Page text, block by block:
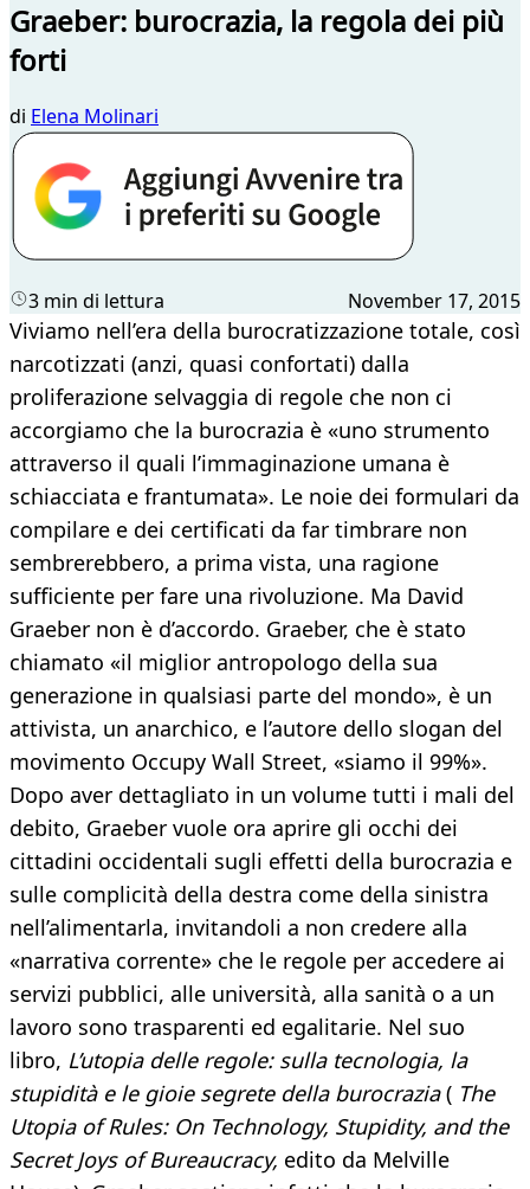
Graeber: burocrazia, la regola dei più
forti
di Elena Molinari
3 min di lettura November 17, 2015
Viviamo nell’era della burocratizzazione totale, così
narcotizzati (anzi, quasi confortati) dalla
proliferazione selvaggia di regole che non ci
accorgiamo che la burocrazia è «uno strumento
attraverso il quali l’immaginazione umana è
schiacciata e frantumata». Le noie dei formulari da
compilare e dei certificati da far timbrare non
sembrerebbero, a prima vista, una ragione
sufficiente per fare una rivoluzione. Ma David
Graeber non è d’accordo. Graeber, che è stato
chiamato «il miglior antropologo della sua
generazione in qualsiasi parte del mondo», è un
attivista, un anarchico, e l’autore dello slogan del
movimento Occupy Wall Street, «siamo il 99%».
Dopo aver dettagliato in un volume tutti i mali del
debito, Graeber vuole ora aprire gli occhi dei
cittadini occidentali sugli effetti della burocrazia e
sulle complicità della destra come della sinistra
nell’alimentarla, invitandoli a non credere alla
«narrativa corrente» che le regole per accedere ai
servizi pubblici, alle università, alla sanità o a un
lavoro sono trasparenti ed egalitarie. Nel suo
libro, L’utopia delle regole: sulla tecnologia, la
stupidità e le gioie segrete della burocrazia( The
Utopia of Rules: On Technology, Stupidity, and the
Secret Joys of Bureaucracy, edito da Melville